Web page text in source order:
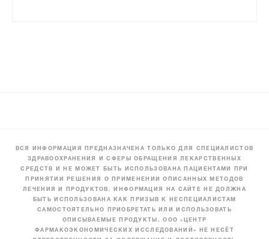
ВСЯ ИНФОРМАЦИЯ ПРЕДНАЗНАЧЕНА ТОЛЬКО ДЛЯ СПЕЦИАЛИСТОВ
ЗДРАВООХРАНЕНИЯ И СФЕРЫ ОБРАЩЕНИЯ ЛЕКАРСТВЕННЫХ
СРЕДСТВ И НЕ МОЖЕТ БЫТЬ ИСПОЛЬЗОВАНА ПАЦИЕНТАМИ ПРИ
ПРИНЯТИИ РЕШЕНИЯ О ПРИМЕНЕНИИ ОПИСАННЫХ МЕТОДОВ
ЛЕЧЕНИЯ И ПРОДУКТОВ. ИНФОРМАЦИЯ НА САЙТЕ НЕ ДОЛЖНА
БЫТЬ ИСПОЛЬЗОВАНА КАК ПРИЗЫВ К НЕСПЕЦИАЛИСТАМ
САМОСТОЯТЕЛЬНО ПРИОБРЕТАТЬ ИЛИ ИСПОЛЬЗОВАТЬ
ОПИСЫВАЕМЫЕ ПРОДУКТЫ. ООО «ЦЕНТР
ФАРМАКОЭКОНОМИЧЕСКИХ ИССЛЕДОВАНИЙ» НЕ НЕСЁТ